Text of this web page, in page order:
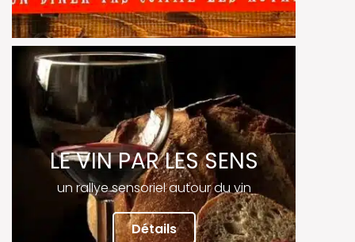
LE VIN PAR LES SENS
un rallye sensoriel autour du vin
Détails